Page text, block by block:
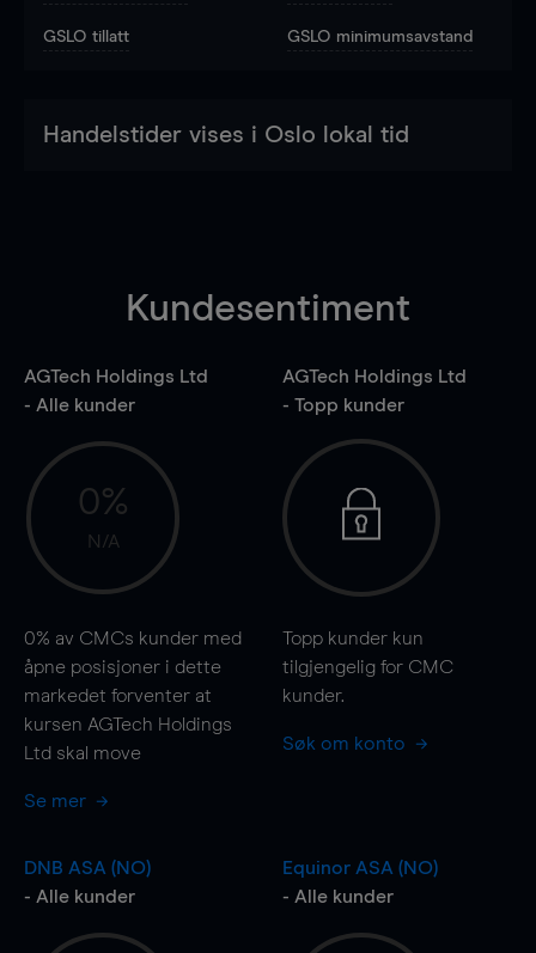
GSLO tillatt GSLO minimumsavstand
Handelstider vises i Oslo lokal tid
Kundesentiment
AGTech Holdings Ltd
- Alle kunder
0%
N/A
0% av CMCs kunder med
åpne posisjoner i dette
markedet forventer at
kursen AGTech Holdings
Ltd skal move
Se mer
AGTech Holdings Ltd
- Topp kunder
Topp kunder kun
tilgjengelig for CMC
kunder.
Søk om konto
DNB ASA (NO)
- Alle kunder
Equinor ASA (NO)
- Alle kunder